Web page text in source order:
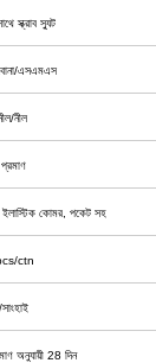
স্ক্রাব স্যুট
এসএমএস
নীল
ইলাস্টিক কোমর, পকেট সহ
ctn
অনুযায়ী 28 দিন